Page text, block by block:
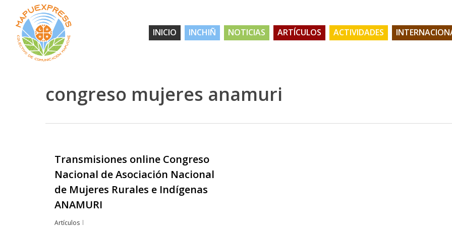
main
content
Hit enter to search or ESC to close
INICIO INCHIÑ NOTICIAS ARTÍCULOS ACTIVIDADES
congreso mujeres anamuri
Transmisiones online Congreso
Nacional de Asociación Nacional
de Mujeres Rurales e Indígenas
ANAMURI
Artículos